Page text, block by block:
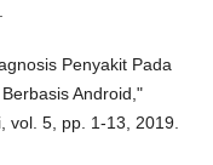
Penyakit Pada
Android,"
vol. 5, pp. 1-13, 2019.